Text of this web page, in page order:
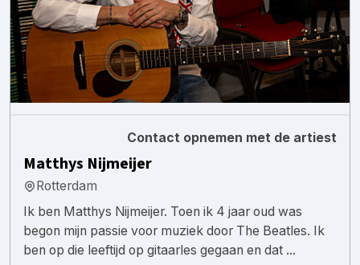
Contact opnemen met de artiest
Matthys Nijmeijer
Rotterdam
Ik ben Matthys Nijmeijer. Toen ik 4 jaar oud was
begon mijn passie voor muziek door The Beatles. Ik
ben op die leeftijd op gitaarles gegaan en dat ...